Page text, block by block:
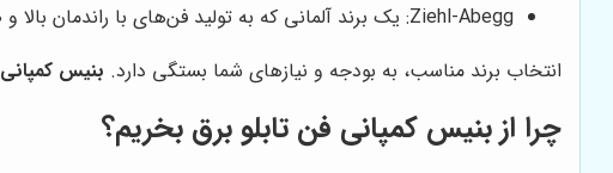
Ziehl-Abegg: یک برند آلمانی که به تولید فن‌های با راندمان بالا و صدای کم شهرت دارد.
انتخاب برند مناسب، به بودجه و نیازهای شما بستگی دارد. بنیس کمپانی
چرا از بنیس کمپانی فن تابلو برق بخریم؟